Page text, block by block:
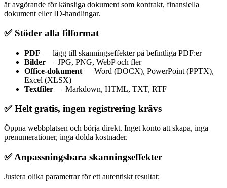
är avgörande för känsliga dokument som kontrakt, finansiella
dokument eller ID-handlingar.
✅ Stöder alla filformat
PDF — lägg till skanningseffekter på befintliga PDF:er
Bilder — JPG, PNG, WebP och fler
Office-dokument — Word (DOCX), PowerPoint (PPTX),
Excel (XLSX)
Textfiler — Markdown, HTML, TXT, RTF
✅ Helt gratis, ingen registrering krävs
Öppna webbplatsen och börja direkt. Inget konto att skapa, inga
prenumerationer, inga dolda kostnader.
✅ Anpassningsbara skanningseffekter
Justera olika parametrar för ett autentiskt resultat: